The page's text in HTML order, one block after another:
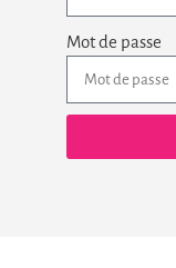
Mot de passe